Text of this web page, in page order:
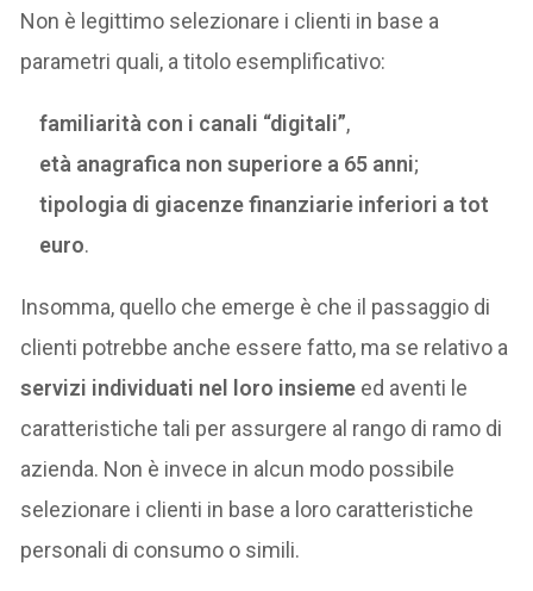
Non è legittimo selezionare i clienti in base a
parametri quali, a titolo esemplificativo:
familiarità con i canali “digitali”,
età anagrafica non superiore a 65 anni;
tipologia di giacenze finanziarie inferiori a tot
euro.
Insomma, quello che emerge è che il passaggio di
clienti potrebbe anche essere fatto, ma se relativo a
servizi individuati nel loro insieme ed aventi le
caratteristiche tali per assurgere al rango di ramo di
azienda. Non è invece in alcun modo possibile
selezionare i clienti in base a loro caratteristiche
personali di consumo o simili.